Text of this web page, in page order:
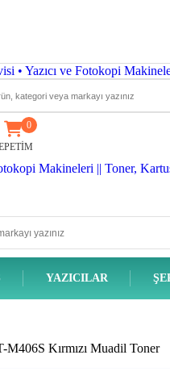
0
YAZICILAR
Kırmızı Muadil Toner